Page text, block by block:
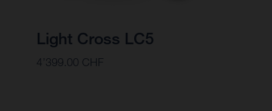
Light Cross LC5
4’399.00 CHF